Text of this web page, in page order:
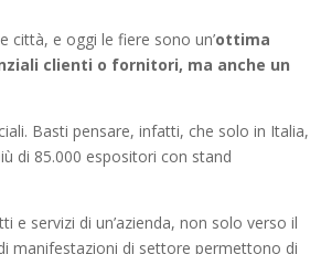
città, e oggile fiere sono un’ottima
clienti o fornitori, ma anche un
Basti pensare, infatti, che solo in Italia,
di 85.000 espositori con stand
servizi di un’azienda, non solo verso il
manifestazioni di settore permettono di